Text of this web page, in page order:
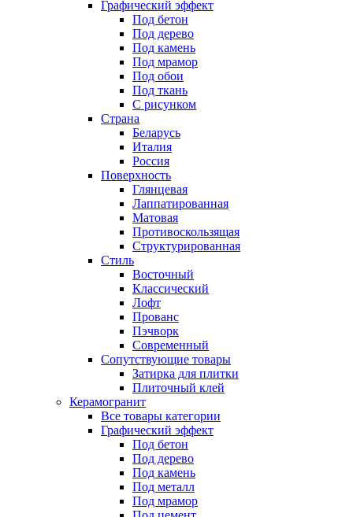
Графический эффект
Под бетон
Под дерево
Под камень
Под мрамор
Под обои
Под ткань
С рисунком
Страна
Беларусь
Италия
Россия
Поверхность
Глянцевая
Лаппатированная
Матовая
Противоскользящая
Структурированная
Стиль
Восточный
Классический
Лофт
Прованс
Пэчворк
Современный
Сопутствующие товары
Затирка для плитки
Плиточный клей
Керамогранит
Все товары категории
Графический эффект
Под бетон
Под дерево
Под камень
Под металл
Под мрамор